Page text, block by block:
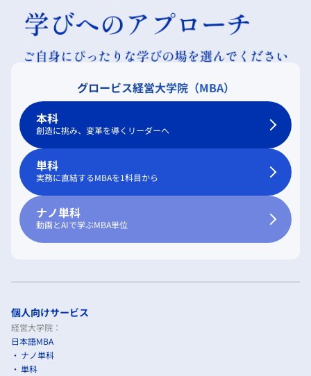
グロービス経営大学院（MBA）
本科
創造に挑み、変革を導くリーダーへ
単科
実務に直結するMBAを1科目から
ナノ単科
動画とAIで学ぶMBA単位
個人向けサービス
経営大学院：
日本語MBA
ナノ単科
単科